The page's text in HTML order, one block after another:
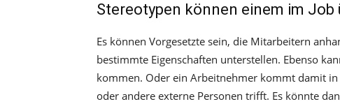
Stereotypen können einem im Job
Es können Vorgesetzte sein, die Mitarbeitern
bestimmte Eigenschaften unterstellen. Ebenso
kommen. Oder ein Arbeitnehmer kommt damit
oder andere externe Personen trifft. Es könnte